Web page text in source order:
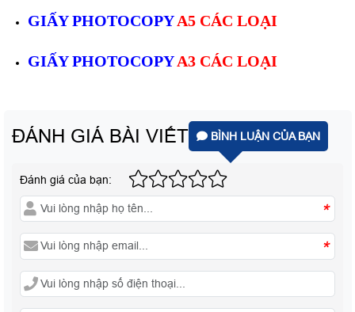
GIẤY PHOTOCOPYA5 CÁC LOẠI
GIẤY PHOTOCOPYA3 CÁC LOẠI
ĐÁNH GIÁ BÀI VIẾT BÌNH LUẬN CỦA BẠN
Đánh giá của bạn:
*
*